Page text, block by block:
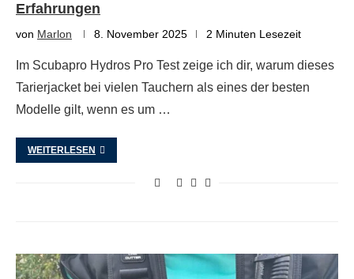
Erfahrungen
von Marlon 8. November 2025 2 Minuten Lesezeit
Im Scubapro Hydros Pro Test zeige ich dir, warum dieses
Tarierjacket bei vielen Tauchern als eines der besten
Modelle gilt, wenn es um …
WEITERLESEN